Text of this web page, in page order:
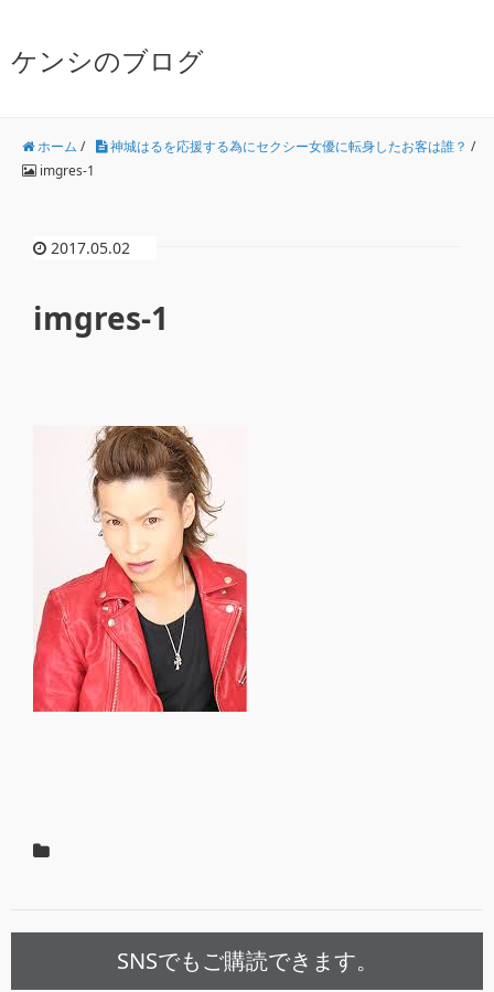
ケンシのブログ
ホーム / 神城はるを応援する為にセクシー女優に転身したお客は誰？ /
imgres-1
2017.05.02
imgres-1
SNSでもご購読できます。